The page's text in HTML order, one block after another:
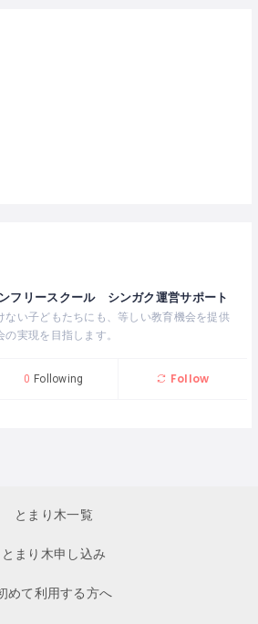
フリースクール シンガク運営サポート
ない子どもたちにも、等しい教育機会を提供
の実現を目指します。
0 Following Follow
とまり木一覧
とまり木申し込み
めて利用する方へ